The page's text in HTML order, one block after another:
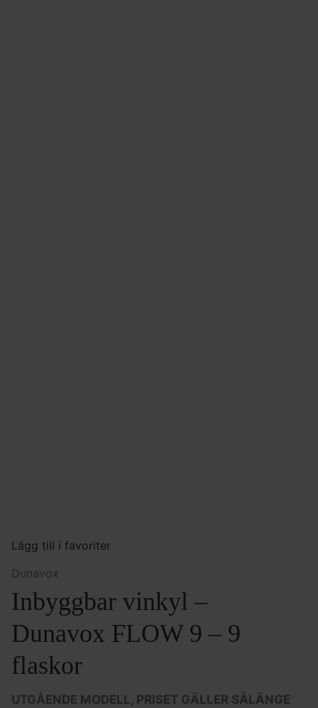
Lägg till i favoriter
Dunavox
Inbyggbar vinkyl –
Dunavox FLOW 9 – 9
flaskor
UTGÅENDE MODELL, PRISET GÄLLER SÅLÄNGE